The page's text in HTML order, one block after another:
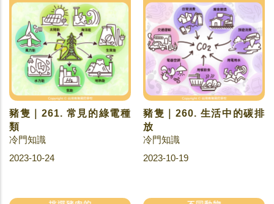
豬隻｜261. 常見的綠電種
類
冷門知識
2023-10-24
豬隻｜260. 生活中的碳排
放
冷門知識
2023-10-19